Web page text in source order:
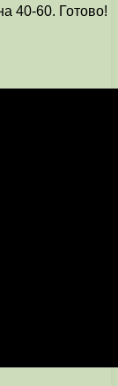
40-60. Готово!